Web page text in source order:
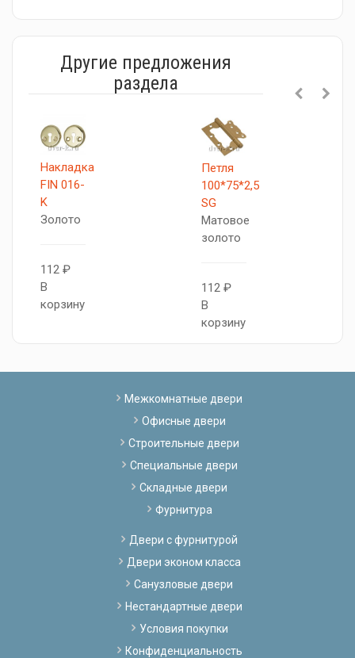
Другие предложения
раздела
Накладка
FIN 016-
K
Золото
112 ₽
В
корзину
Петля
100*75*2,5
SG
Матовое
золото
112 ₽
В
корзину
Межкомнатные двери
Офисные двери
Строительные двери
Специальные двери
Складные двери
Фурнитура
Двери с фурнитурой
Двери эконом класса
Санузловые двери
Нестандартные двери
Условия покупки
Конфиденциальность